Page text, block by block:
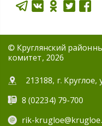
© Круглянский
комитет, 2026
213188, г. Круглое,
8 (02234) 79-700
rik-